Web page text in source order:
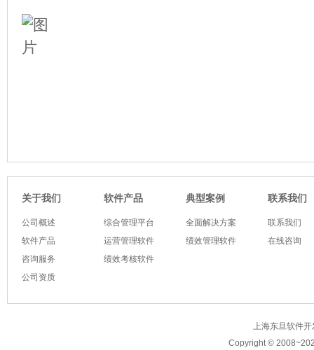
关于我们
公司概述
软件产品
咨询服务
公司资质
软件产品
综合管理平台
运营管理软件
绩效考核软件
典型案例
全面解决方案
绩效管理软件
联系我们
联系我们
在线咨询
上海东旦软件
Copyright © 2008~